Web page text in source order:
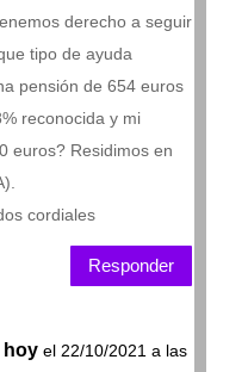
derecho a seguir
tipo de ayuda
pensión de 654 euros
reconocida y mi
euros? Residimos en
cordiales
Responder
hoy el 22/10/2021 a las